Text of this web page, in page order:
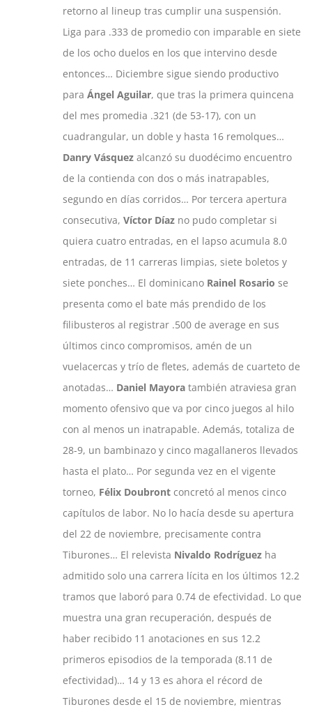
retorno al lineup tras cumplir una suspensión.
Liga para .333 de promedio con imparable en siete
de los ocho duelos en los que intervino desde
entonces… Diciembre sigue siendo productivo
para Ángel Aguilar, que tras la primera quincena
del mes promedia .321 (de 53-17), con un
cuadrangular, un doble y hasta 16 remolques…
Danry Vásquez alcanzó su duodécimo encuentro
de la contienda con dos o más inatrapables,
segundo en días corridos… Por tercera apertura
consecutiva, Víctor Díaz no pudo completar si
quiera cuatro entradas, en el lapso acumula 8.0
entradas, de 11 carreras limpias, siete boletos y
siete ponches… El dominicano Rainel Rosario se
presenta como el bate más prendido de los
filibusteros al registrar .500 de average en sus
últimos cinco compromisos, amén de un
vuelacercas y trío de fletes, además de cuarteto de
anotadas… Daniel Mayora también atraviesa gran
momento ofensivo que va por cinco juegos al hilo
con al menos un inatrapable. Además, totaliza de
28-9, un bambinazo y cinco magallaneros llevados
hasta el plato… Por segunda vez en el vigente
torneo, Félix Doubront concretó al menos cinco
capítulos de labor. No lo hacía desde su apertura
del 22 de noviembre, precisamente contra
Tiburones… El relevista Nivaldo Rodríguez ha
admitido solo una carrera lícita en los últimos 12.2
tramos que laboró para 0.74 de efectividad. Lo que
muestra una gran recuperación, después de
haber recibido 11 anotaciones en sus 12.2
primeros episodios de la temporada (8.11 de
efectividad)… 14 y 13 es ahora el récord de
Tiburones desde el 15 de noviembre, mientras